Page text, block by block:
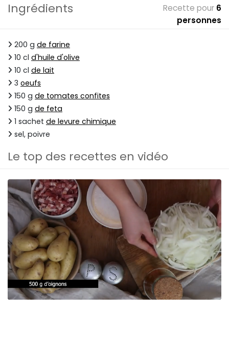
Ingrédients Recette pour 6
personnes
200 g de farine
10 cl d'huile d'olive
10 cl de lait
3 oeufs
150 g de tomates confites
150 g de feta
1 sachet de levure chimique
sel, poivre
Le top des recettes en vidéo